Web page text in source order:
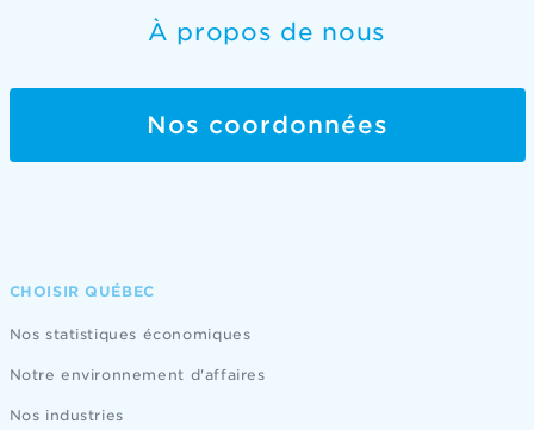
À propos de nous
Nos coordonnées
CHOISIR QUÉBEC
Nos statistiques économiques
Notre environnement d'affaires
Nos industries